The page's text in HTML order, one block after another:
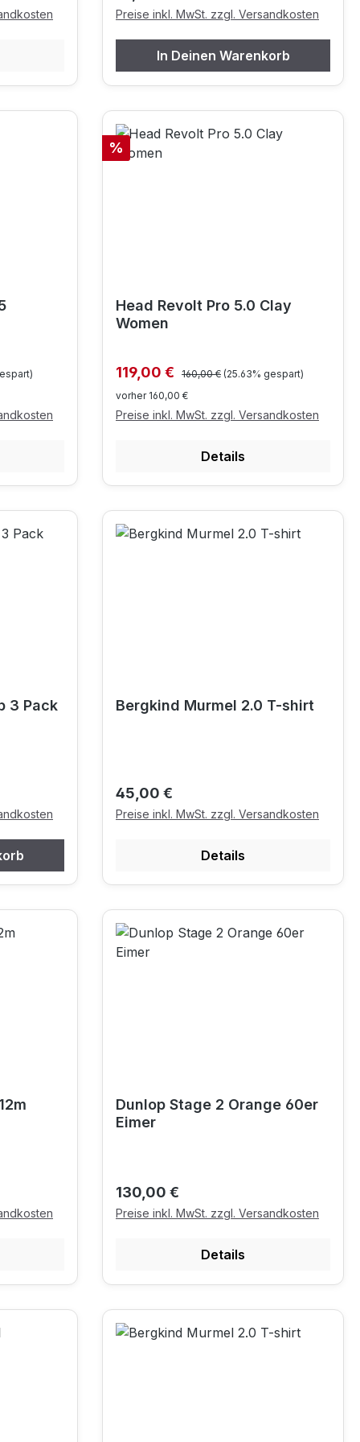
Preise inkl. MwSt. zzgl. Versandkosten
In Deinen Warenkorb
Rabatt
%
Head Revolt Pro 5.0 Clay
Women
Verkaufspreis:
119,00 € Regulärer Preis:
160,00 € (25.63% gespart)
vorher 160,00 €
Preise inkl. MwSt. zzgl. Versandkosten
Details
3 Pack Bergkind Murmel 2.0 T-shirt
Regulärer Preis:
45,00 €
Preise inkl. MwSt. zzgl. Versandkosten
Details
Dunlop Stage 2 Orange 60er
Eimer
Regulärer Preis:
130,00 €
Preise inkl. MwSt. zzgl. Versandkosten
Details